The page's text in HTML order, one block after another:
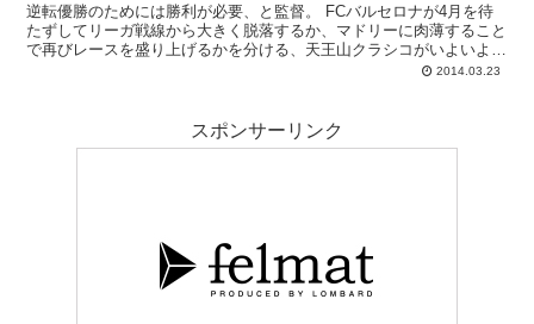
逆転優勝のためには勝利が必要、と監督。 FCバルセロナが4月を待
たずしてリーガ戦線から大きく脱落するか、マドリーに肉薄すること
で再びレースを盛り上げるかを分ける、天王山クラシコがいよいよ迫
ってまいりました。前日会見にてヘラルド・マルティー... 2014.03.23
スポンサーリンク